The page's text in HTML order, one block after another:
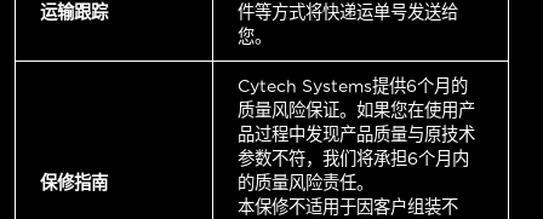
运输跟踪
件等方式将快递运单号发送给
您。
保修指南
Cytech Systems提供6个月的
质量风险保证。如果您在使用产
品过程中发现产品质量与原技术
参数不符，我们将承担6个月内
的质量风险责任。
本保修不适用于因客户组装不